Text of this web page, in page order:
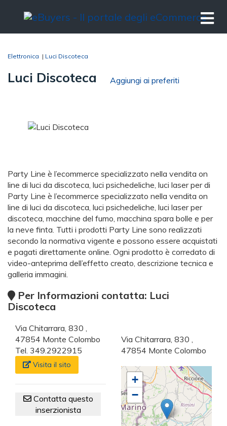
Elettronica | Luci Discoteca
Luci Discoteca Aggiungi ai preferiti
Party Line è l’ecommerce specializzato nella vendita on
line di luci da discoteca, luci psichedeliche, luci laser per di
Party Line è l’ecommerce specializzato nella vendita on
line di luci da discoteca, luci psichedeliche, luci laser per
discoteca, macchine del fumo, macchina spara bolle e per
la neve finta. Tutti i prodotti Party Line sono realizzati
secondo la normativa vigente e possono essere acquistati
e pagati direttamente online. Ogni prodotto è corredato di
video-anteprima dell’effetto creato, descrizione tecnica e
galleria immagini.
Per Informazioni contatta: Luci
Discoteca
Via Chitarrara, 830 ,
47854 Monte Colombo
Tel. 349.2922915
Visita il sito
Contatta questo
inserzionista
Via Chitarrara, 830 ,
47854 Monte Colombo
+
−